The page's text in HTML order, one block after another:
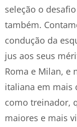
seleção o
também.
condução da
jus aos seus
Roma e Milan, e
italiana em mais
como treinador,
maiores e mais